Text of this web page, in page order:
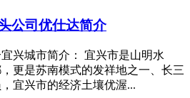
公司优仕达简介
兴城市简介： 宜兴市是山明水
更是苏南模式的发祥地之一、长三
宜兴市的经济土壤优渥...